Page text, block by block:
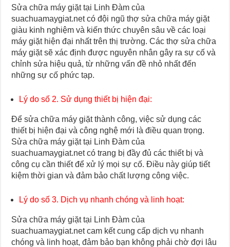
Sửa chữa máy giặt tại Linh Đàm của
suachuamaygiat.net có đội ngũ thợ sửa chữa máy giặt
giàu kinh nghiệm và kiến thức chuyên sâu về các loại
máy giặt hiện đại nhất trên thị trường. Các thợ sửa chữa
máy giặt sẽ xác định được nguyên nhân gây ra sự cố và
chỉnh sửa hiệu quả, từ những vấn đề nhỏ nhất đến
những sự cố phức tạp.
Lý do số 2. Sử dụng thiết bị hiện đại:
Để sửa chữa máy giặt thành công, việc sử dụng các
thiết bị hiện đại và công nghệ mới là điều quan trọng.
Sửa chữa máy giặt tại Linh Đàm của
suachuamaygiat.net có trang bị đầy đủ các thiết bị và
công cụ cần thiết để xử lý mọi sự cố. Điều này giúp tiết
kiệm thời gian và đảm bảo chất lượng công việc.
Lý do số 3. Dịch vụ nhanh chóng và linh hoạt:
Sửa chữa máy giặt tại Linh Đàm của
suachuamaygiat.net cam kết cung cấp dịch vụ nhanh
chóng và linh hoạt, đảm bảo bạn không phải chờ đợi lâu